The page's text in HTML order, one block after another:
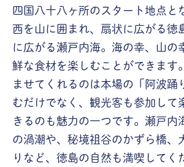
四国八十八ヶ所のスタート地点と
西を山に囲まれ、扇状に広がる徳
に広がる瀬戸内海。海の幸、山の
鮮な食材を楽しむことができます
ませてくれるのは本場の「阿波踊
むだけでなく、観光客も参加して
きるのも魅力の一つです。瀬戸内
の渦潮や、秘境祖谷のかずら橋、
りなど、徳島の自然も満喫してく